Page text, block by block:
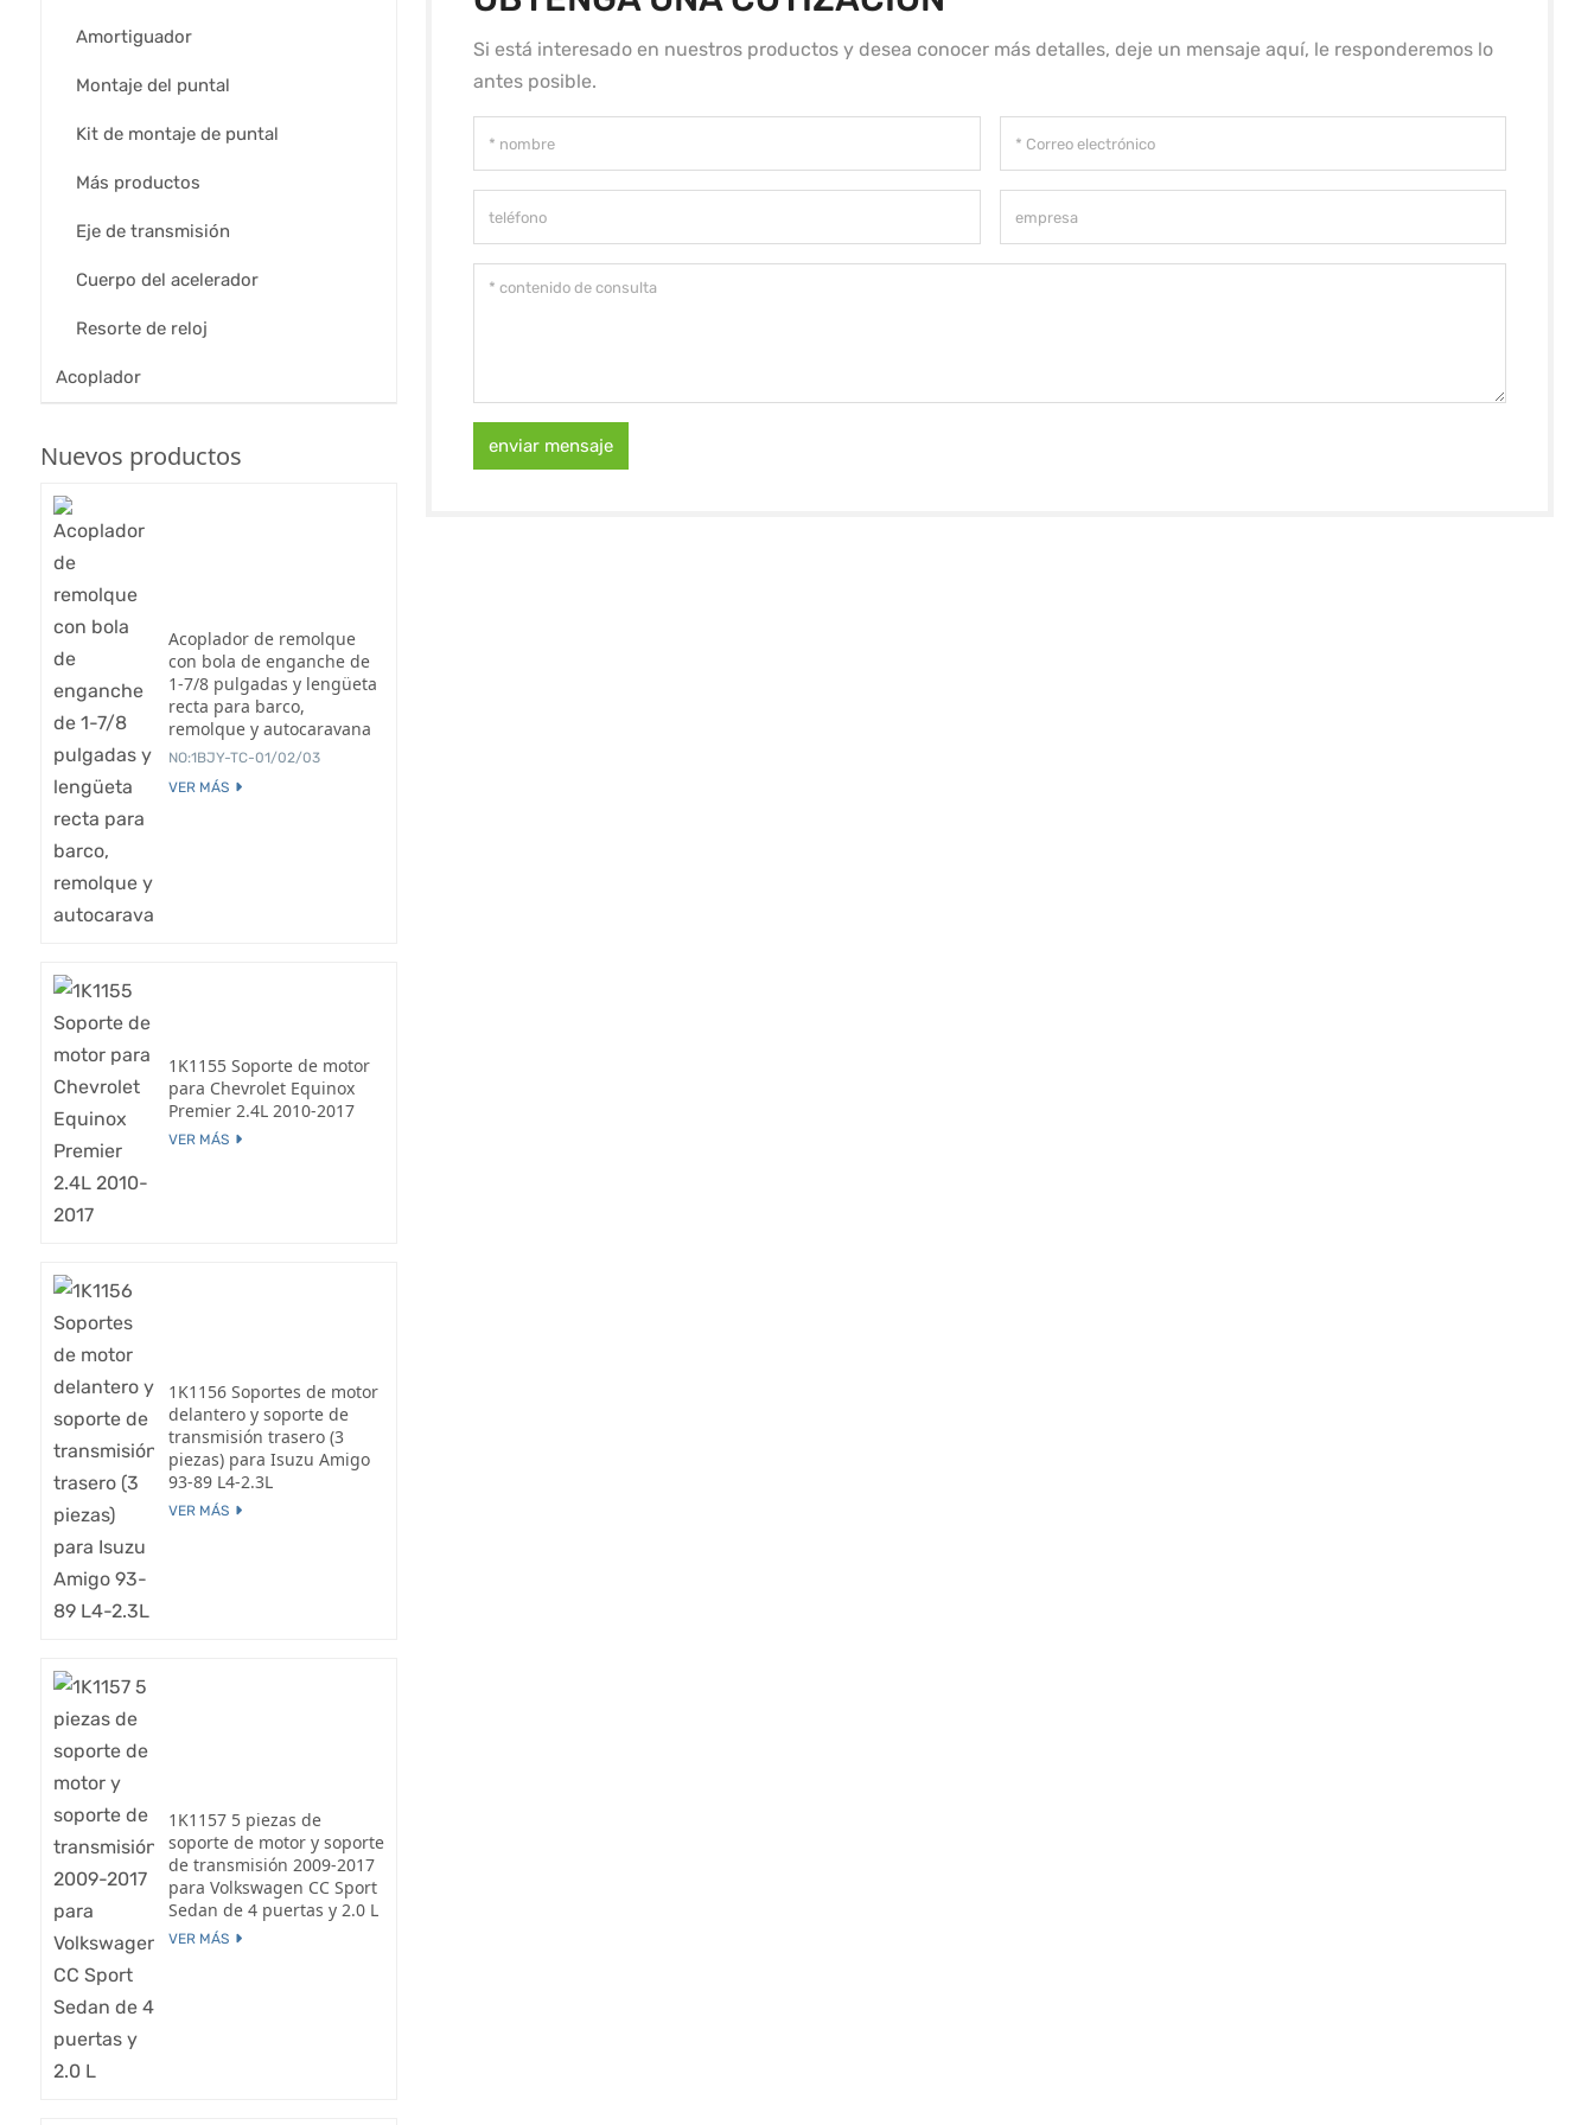
Si está interesado en nuestros productos y desea conocer más detalles, deje un mensaje aquí, le responderemos lo
antes posible.
enviar mensaje
Amortiguador
Montaje del puntal
Kit de montaje de puntal
Más productos
Eje de transmisión
Cuerpo del acelerador
Resorte de reloj
Acoplador
Nuevos productos
Acoplador de remolque
con bola de enganche de
1-7/8 pulgadas y lengüeta
recta para barco,
remolque y autocaravana
NO:1BJY-TC-01/02/03
VER MÁS
1K1155 Soporte de motor
para Chevrolet Equinox
Premier 2.4L 2010-2017
VER MÁS
1K1156 Soportes de motor
delantero y soporte de
transmisión trasero (3
piezas) para Isuzu Amigo
93-89 L4-2.3L
VER MÁS
1K1157 5 piezas de
soporte de motor y soporte
de transmisión 2009-2017
para Volkswagen CC Sport
Sedan de 4 puertas y 2.0 L
VER MÁS